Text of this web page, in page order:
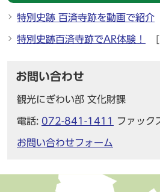
特別史跡 百済寺跡を動画で紹介
特別史跡百済寺跡でAR体験！
お問い合わせ
観光にぎわい部 文化財課
電話: 072-841-1411 ファッ
お問い合わせフォーム